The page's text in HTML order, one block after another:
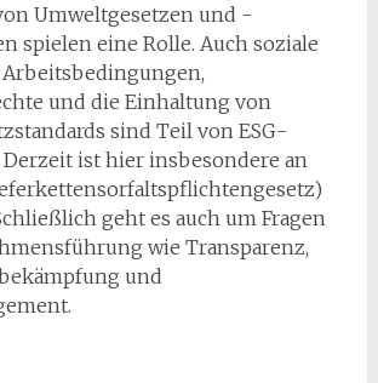
Umweltgesetzen und -
spielen eine Rolle. Auch soziale
und die Einhaltung von
sind Teil von ESG-
Derzeit ist hier insbesondere an
geht es auch um Fragen
wie Transparenz,
und